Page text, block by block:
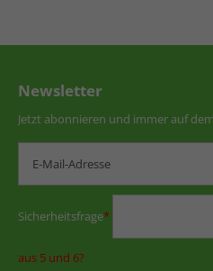
Newsletter
Jetzt abonnieren und immer auf
Sicherheitsfrage*
aus 5 und 6?